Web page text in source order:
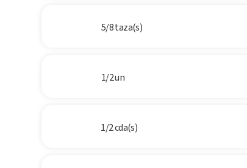
5/8 taza(s)
1/2 un
1/2 cda(s)